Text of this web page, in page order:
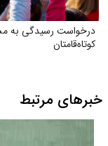
درخواست رسیدگی به
کوتاه‌قامتان
خبرهای مرتبط